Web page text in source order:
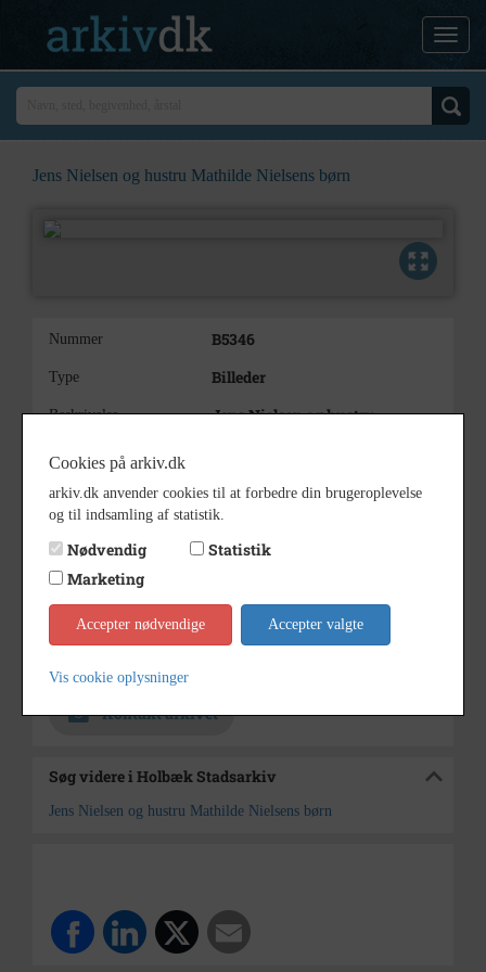
Jens Nielsen og hustru Mathilde Nielsens børn
Nummer B5346
Type Billeder
Beskrivelse
Jens Nielsen og hustru
Bemærkning
Årstal 1900
Dateringsnote u.å.
Fotograf
Størrelse
Kontakt arkivet
Søg videre i Holbæk Stadsarkiv
Jens Nielsen og hustru Mathilde Nielsens børn
Cookies på arkiv.dk
arkiv.dk anvender cookies til at forbedre din brugeroplevelse
og til indsamling af statistik.
Nødvendig
Statistik
Marketing
Accepter nødvendige Accepter valgte
Vis cookie oplysninger